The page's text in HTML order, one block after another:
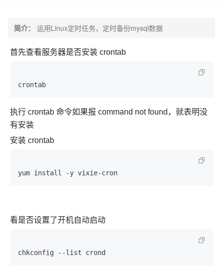
简介： 运用Linux定时任务，定时备份mysql数据
首先查看服务器是否安装 crontab
crontab
执行 crontab 命令如果报 command not found，就表明没
有安装
安装 crontab
yum install -y vixie-cron
看是否设置了开机自动启动
chkconfig --list crond